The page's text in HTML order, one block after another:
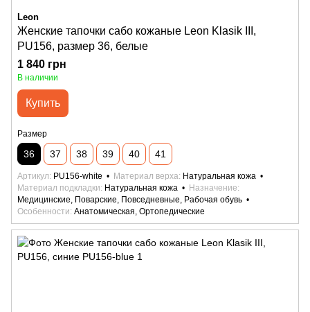
Leon
Женские тапочки сабо кожаные Leon Klasik III,
PU156, размер 36, белые
1 840 грн
В наличии
Купить
Размер
36 37 38 39 40 41
Артикул PU156-white Материал верха Натуральная кожа
Материал подкладки
Натуральная кожа
Назначение
Медицинские, Поварские, Повседневные, Рабочая обувь
Особенности Анатомическая, Ортопедические